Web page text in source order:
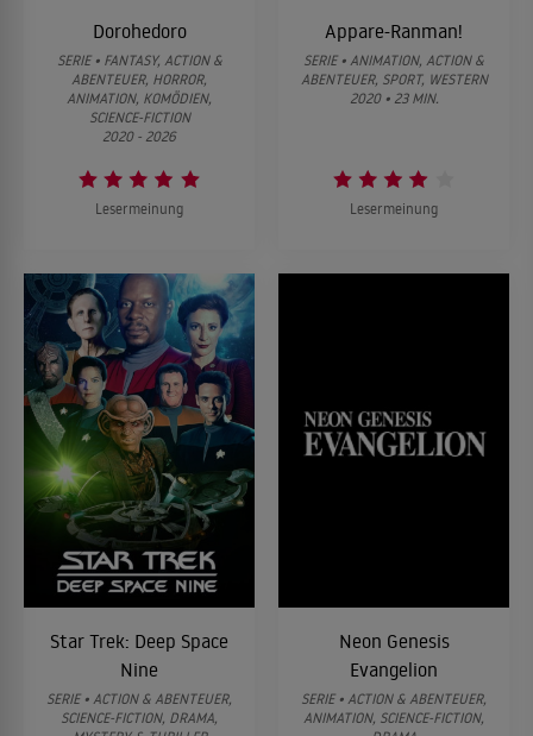
Dorohedoro
SERIE • FANTASY, ACTION &
ABENTEUER, HORROR,
ANIMATION, KOMÖDIEN,
SCIENCE-FICTION
2020 - 2026
Lesermeinung
Appare-Ranman!
SERIE • ANIMATION, ACTION &
ABENTEUER, SPORT, WESTERN
2020 • 23 MIN.
Lesermeinung
Star Trek: Deep Space
Nine
SERIE • ACTION & ABENTEUER,
SCIENCE-FICTION, DRAMA,
Neon Genesis
Evangelion
SERIE • ACTION & ABENTEUER,
ANIMATION, SCIENCE-FICTION,